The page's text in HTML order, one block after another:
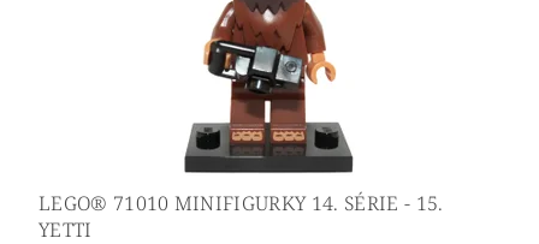
LEGO® 71010 MINIFIGURKY 14. SÉRIE - 15.
YETTI